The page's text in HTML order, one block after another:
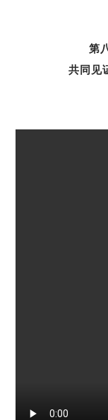
第
共同见